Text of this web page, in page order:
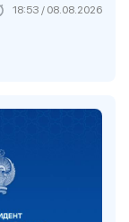
18:53 / 08.08.2026